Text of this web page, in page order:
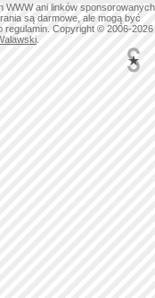
WWW ani linków sponsorowanych
są darmowe, ale mogą być
regulamin. Copyright © 2006-2026